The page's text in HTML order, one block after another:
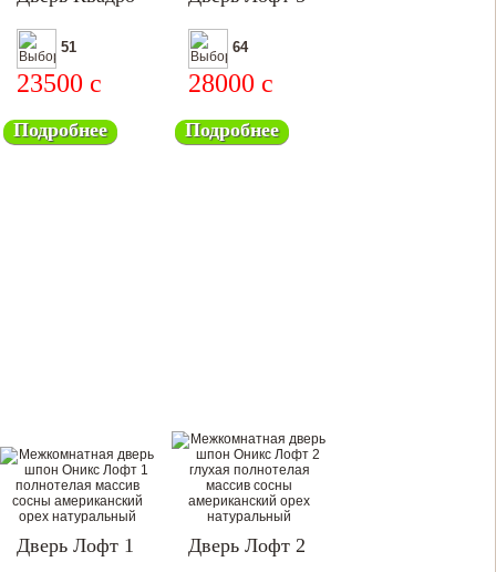
51
23500 c
Подробнее
64
28000 c
Подробнее
Дверь Лофт 1 Дверь Лофт 2